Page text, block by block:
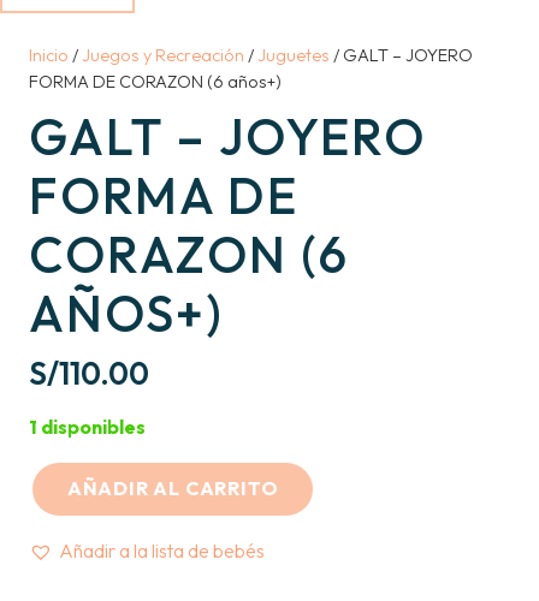
Inicio /Juegos y Recreación /Juguetes / GALT – JOYERO
FORMA DE CORAZON (6 años+)
GALT – JOYERO
FORMA DE
CORAZON (6
AÑOS+)
S/110.00
1 disponibles
GALT
AÑADIR AL CARRITO
Añadir a la lista de bebés